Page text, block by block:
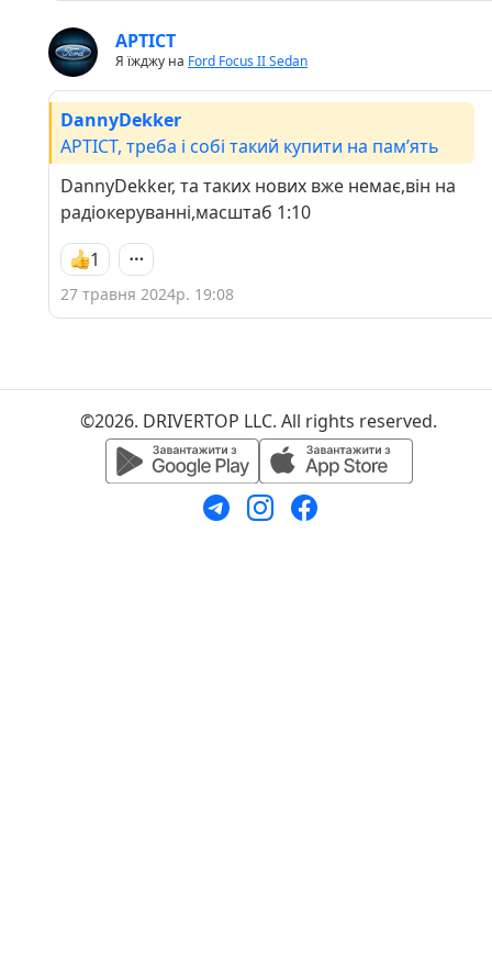
APTICT
Я їжджу на Ford Focus II Sedan
DannyDekker
APTICT, треба і собі такий купити на памʼять
DannyDekker, та таких нових вже немає,він на
радіокеруванні,масштаб 1:10
1
27 травня 2024р. 19:08
©2026. DRIVERTOP LLC. All rights reserved.